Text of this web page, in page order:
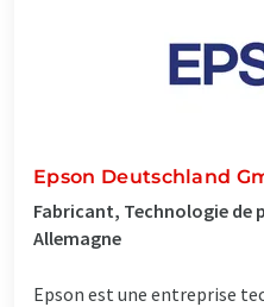
Epson Deutschland
Fabricant, Technologie de
Allemagne
Epson est une entreprise